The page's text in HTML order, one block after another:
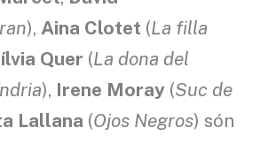
), Aina Clotet (La filla
Quer (La dona del
), Irene Moray (Suc de
Lallana (Ojos Negros) són